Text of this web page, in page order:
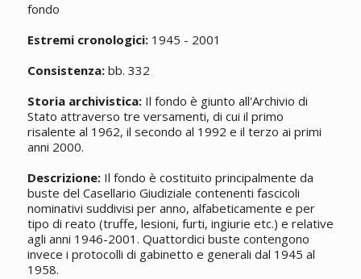
fondo
Estremi cronologici:1945 - 2001
Consistenza:bb. 332
Storia archivistica:Il fondo è giunto all'Archivio di
Stato attraverso tre versamenti, di cui il primo
risalente al 1962, il secondo al 1992 e il terzo ai primi
anni 2000.
Descrizione:Il fondo è costituito principalmente da
buste del Casellario Giudiziale contenenti fascicoli
nominativi suddivisi per anno, alfabeticamente e per
tipo di reato (truffe, lesioni, furti, ingiurie etc.) e relative
agli anni 1946-2001. Quattordici buste contengono
invece i protocolli di gabinetto e generali dal 1945 al
1958.